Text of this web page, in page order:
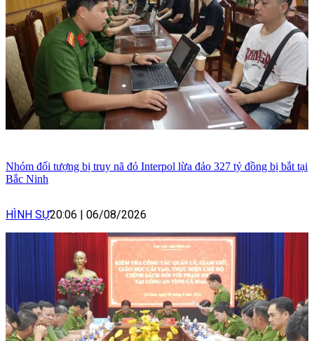
Nhóm đối tượng bị truy nã đỏ Interpol lừa đảo 327 tỷ đồng bị bắt tại
Bắc Ninh
HÌNH SỰ20:06 06/08/2026